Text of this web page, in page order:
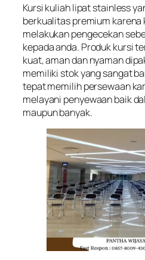
Kursi kuliah lipat stainless
berkualitas premium karena
melakukan pengecekan
kepada anda. Produk kursi
kuat, aman dan nyaman
memiliki stok yang sangat
tepat memilih persewaan
melayani penyewaan baik
maupun banyak.